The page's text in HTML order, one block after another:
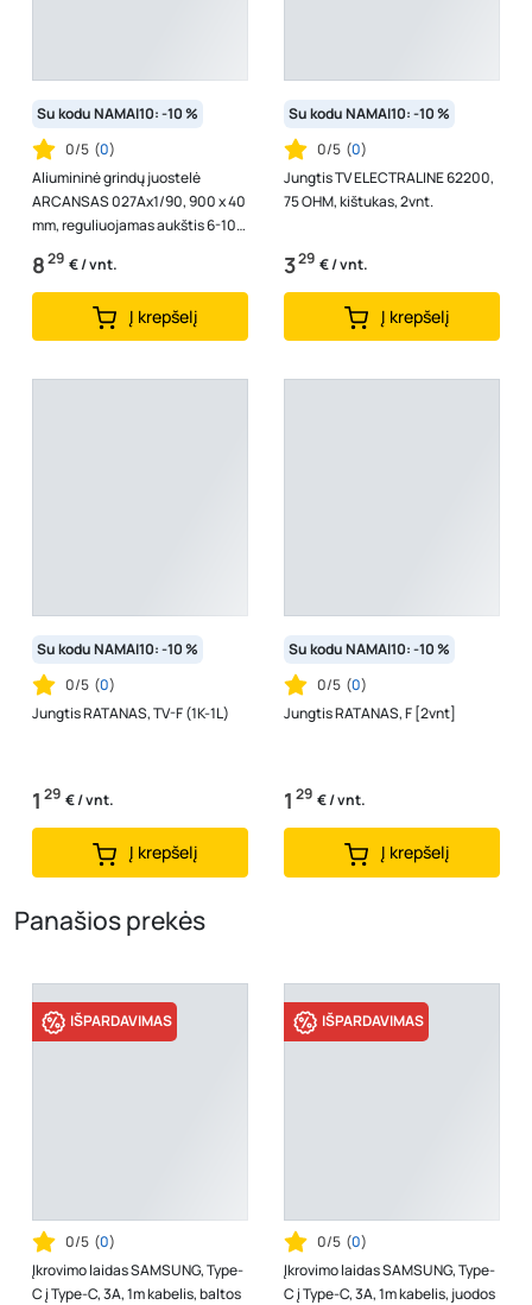
Su kodu NAMAI10: -10 %
0/5 (0)
Aliumininė grindų juostelė
ARCANSAS 027Ax1/90, 900 x 40
mm, reguliuojamas aukštis 6-10
mm, anoduota, sidabro spalvos,
sa...
829 € / vnt.
Į krepšelį
Su kodu NAMAI10: -10 %
0/5 (0)
Jungtis TV ELECTRALINE 62200,
75 OHM, kištukas, 2vnt.
329 € / vnt.
Į krepšelį
Su kodu NAMAI10: -10 %
0/5 (0)
Jungtis RATANAS, TV-F (1K-1L)
1 29 € / vnt.
Į krepšelį
Su kodu NAMAI10: -10 %
0/5 (0)
Jungtis RATANAS, F [2vnt]
1 29 € / vnt.
Į krepšelį
Panašios prekės
IŠPARDAVIMAS
0/5 (0)
Įkrovimo laidas SAMSUNG, Type-
C į Type-C, 3A, 1m kabelis, baltos
IŠPARDAVIMAS
0/5 (0)
Įkrovimo laidas SAMSUNG, Type-
C į Type-C, 3A, 1m kabelis, juodos